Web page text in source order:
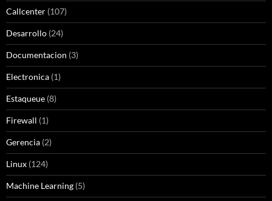
Callcenter (107)
Desarrollo (24)
Documentacion (3)
Electronica (1)
Estaqueue (8)
Firewall (1)
Gerencia (2)
Linux (124)
Machine Learning (5)